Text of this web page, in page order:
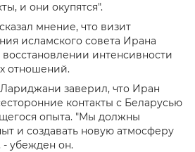
и они окупятся".
мнение, что визит
исламского совета Ирана
интенсивности
отношений.
заверил, что Иран
контакты с Беларусью
опыта. "Мы должны
и создавать новую атмосферу
- убежден он.